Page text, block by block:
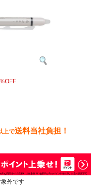
%OFF
上で送料当社負担！
外です